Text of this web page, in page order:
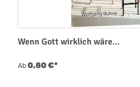
Wenn Gott wirklich wäre...
Ab0,80 €*